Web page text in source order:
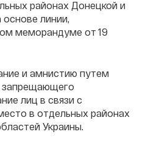
районах Донецкой и
линии,
меморандуме от 19
и амнистию путем
запрещающего
лиц в связи с
в отдельных районах
Украины.